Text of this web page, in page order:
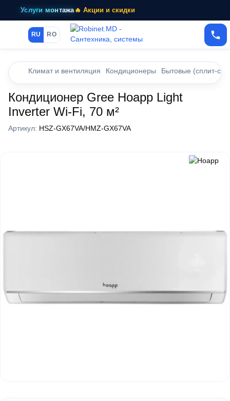
Услуги монтажа🔥 Акции и скидки
RU RO
Климат и вентиляция Кондиционеры Бытовые (сплит-
Кондиционер Gree Hoapp Light
Inverter Wi-Fi, 70 м²
Артикул: HSZ-GX67VA/HMZ-GX67VA